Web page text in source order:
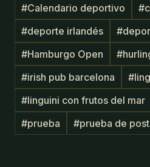
#Calendario deportivo #
#deporte irlandés #
#Hamburgo Open #
#irish pub barcelona #
#linguini con frutos del mar
#prueba #prueba de post